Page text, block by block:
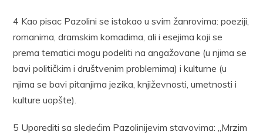
4 Kao pisac Pazolini se istakao u svim žanrovima: poeziji,
romanima, dramskim komadima, ali i esejima koji se
prema tematici mogu podeliti na angažovane (u njima se
bavi političkim i društvenim problemima) i kulturne (u
njima se bavi pitanjima jezika, književnosti, umetnosti i
kulture uopšte).
5 Uporediti sa sledećim Pazolinijevim stavovima: „Mrzim